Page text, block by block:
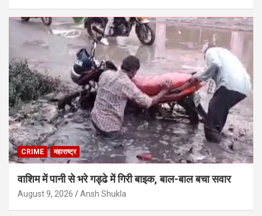
CRIME महाराष्ट्र
वाशिम में पानी से भरे गड्ढे में गिरी बाइक, बाल-बाल बचा सवार
August 9, 2026 Ansh Shukla